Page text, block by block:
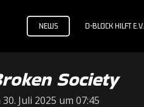
NEWS D-BLOCK HILFT E.V.
Society
Juli 2025 um 07:45